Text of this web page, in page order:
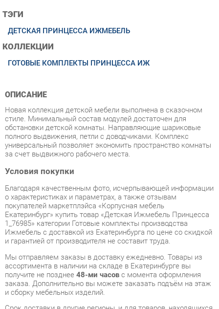
ОПИСАНИЕ
стиле. Минимальный состав модулей достаточен для
обстановки детской комнаты. Направляющие шариковые
полного выдвижения, петли с доводчиками. Комплекс
универсальный позволяет экономить пространство комнаты
за счет выдвижного рабочего места.
Условия покупки
Благодаря качественным фото, исчерпывающей информации
о характеристиках и параметрах, а также отзывам
покупателей маркетплэйса «Корпусная мебель
Екатеринбург» купить товар «Детская Ижмебель Принцесса
1_76985» категории Готовые комплекты производства
Ижмебель с доставкой из Екатеринбурга по цене со скидкой
и гарантией от производителя не составит труда.
Мы отправляем заказы в доставку ежедневно. Товары из
ассортимента в наличии на складе в Екатеринбурге вы
получите не позднее48-ми часовс момента оформления
и сборку мебельных изделий.
Срок доставки в другие регионы, и для товаров, находящихся
на складах производителей, рассчитывается индивидуально.
Уточнить наличие, срок и стоимость доставки вы можете
через форму обратной связи